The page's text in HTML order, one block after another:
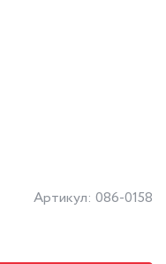
Артикул: 086-0158